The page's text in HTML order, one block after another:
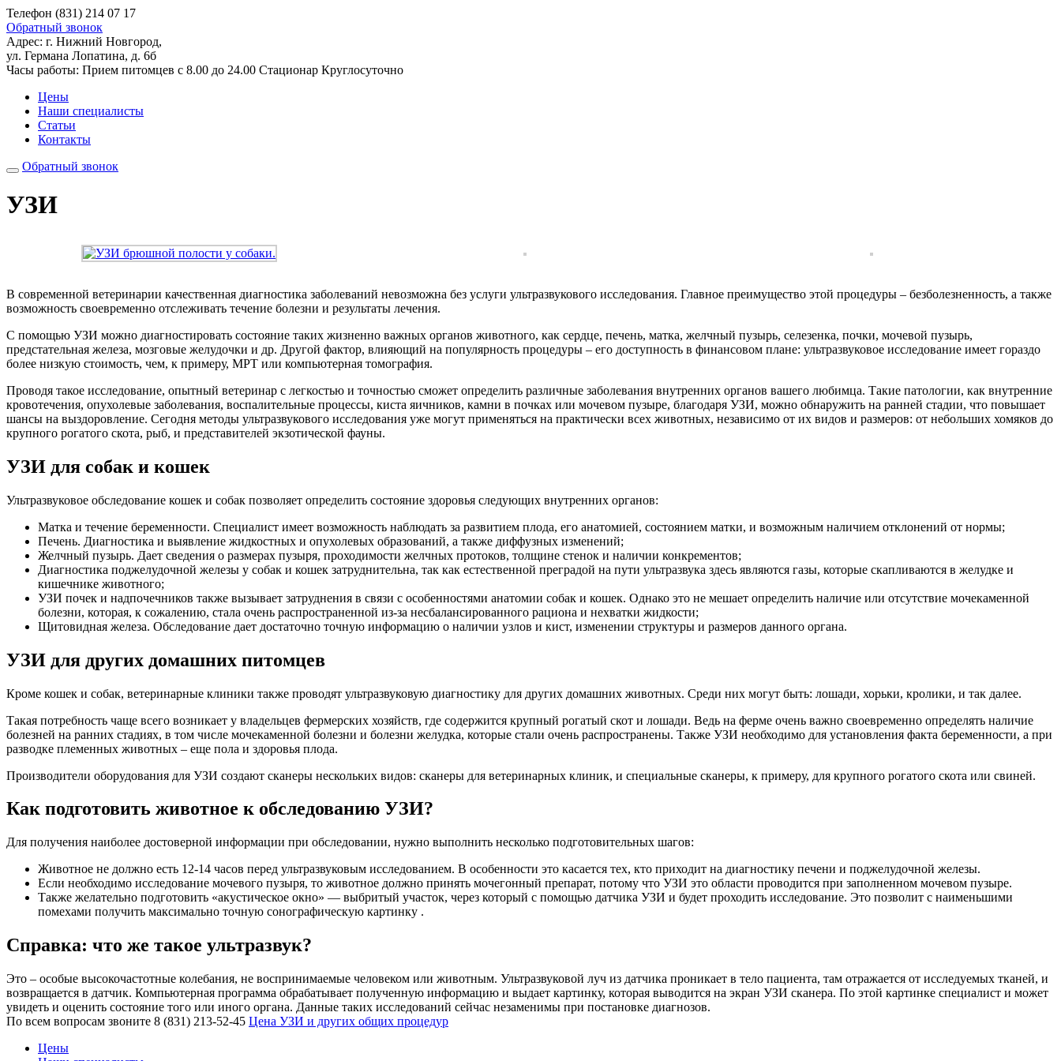
Телефон (831) 214 07 17
Обратный звонок
Адрес: г. Нижний Новгород,
ул. Германа Лопатина, д. 6б
Часы работы: Прием питомцев с 8.00 до 24.00 Стационар Круглосуточно
Цены
Наши специалисты
Статьи
Контакты
Обратный звонок
УЗИ
В современной ветеринарии качественная диагностика заболеваний невозможна без услуги ультразвукового исследования. Главное преимущество этой процедуры – безболезненность, а также
возможность своевременно отслеживать течение болезни и результаты лечения.
С помощью УЗИ можно диагностировать состояние таких жизненно важных органов животного, как сердце, печень, матка, желчный пузырь, селезенка, почки, мочевой пузырь,
предстательная железа, мозговые желудочки и др. Другой фактор, влияющий на популярность процедуры – его доступность в финансовом плане: ультразвуковое исследование имеет гораздо
более низкую стоимость, чем, к примеру, МРТ или компьютерная томография.
Проводя такое исследование, опытный ветеринар с легкостью и точностью сможет определить различные заболевания внутренних органов вашего любимца. Такие патологии, как внутренние
кровотечения, опухолевые заболевания, воспалительные процессы, киста яичников, камни в почках или мочевом пузыре, благодаря УЗИ, можно обнаружить на ранней стадии, что повышает
шансы на выздоровление. Сегодня методы ультразвукового исследования уже могут применяться на практически всех животных, независимо от их видов и размеров: от небольших хомяков до
крупного рогатого скота, рыб, и представителей экзотической фауны.
УЗИ для собак и кошек
Ультразвуковое обследование кошек и собак позволяет определить состояние здоровья следующих внутренних органов:
Матка и течение беременности. Специалист имеет возможность наблюдать за развитием плода, его анатомией, состоянием матки, и возможным наличием отклонений от нормы;
Печень. Диагностика и выявление жидкостных и опухолевых образований, а также диффузных изменений;
Желчный пузырь. Дает сведения о размерах пузыря, проходимости желчных протоков, толщине стенок и наличии конкрементов;
Диагностика поджелудочной железы у собак и кошек затруднительна, так как естественной преградой на пути ультразвука здесь являются газы, которые скапливаются в желудке и
кишечнике животного;
УЗИ почек и надпочечников также вызывает затруднения в связи с особенностями анатомии собак и кошек. Однако это не мешает определить наличие или отсутствие мочекаменной
болезни, которая, к сожалению, стала очень распространенной из-за несбалансированного рациона и нехватки жидкости;
Щитовидная железа. Обследование дает достаточно точную информацию о наличии узлов и кист, изменении структуры и размеров данного органа.
УЗИ для других домашних питомцев
Кроме кошек и собак, ветеринарные клиники также проводят ультразвуковую диагностику для других домашних животных. Среди них могут быть: лошади, хорьки, кролики, и так далее.
Такая потребность чаще всего возникает у владельцев фермерских хозяйств, где содержится крупный рогатый скот и лошади. Ведь на ферме очень важно своевременно определять наличие
болезней на ранних стадиях, в том числе мочекаменной болезни и болезни желудка, которые стали очень распространены. Также УЗИ необходимо для установления факта беременности, а при
разводке племенных животных – еще пола и здоровья плода.
Производители оборудования для УЗИ создают сканеры нескольких видов: сканеры для ветеринарных клиник, и специальные сканеры, к примеру, для крупного рогатого скота или свиней.
Как подготовить животное к обследованию УЗИ?
Для получения наиболее достоверной информации при обследовании, нужно выполнить несколько подготовительных шагов:
Животное не должно есть 12-14 часов перед ультразвуковым исследованием. В особенности это касается тех, кто приходит на диагностику печени и поджелудочной железы.
Если необходимо исследование мочевого пузыря, то животное должно принять мочегонный препарат, потому что УЗИ это области проводится при заполненном мочевом пузыре.
Также желательно подготовить «акустическое окно» — выбритый участок, через который с помощью датчика УЗИ и будет проходить исследование. Это позволит с наименьшими
помехами получить максимально точную сонографическую картинку .
Справка: что же такое ультразвук?
Это – особые высокочастотные колебания, не воспринимаемые человеком или животным. Ультразвуковой луч из датчика проникает в тело пациента, там отражается от исследуемых тканей, и
возвращается в датчик. Компьютерная программа обрабатывает полученную информацию и выдает картинку, которая выводится на экран УЗИ сканера. По этой картинке специалист и может
увидеть и оценить состояние того или иного органа. Данные таких исследований сейчас незаменимы при постановке диагнозов.
По всем вопросам звоните 8 (831) 213-52-45 Цена УЗИ и других общих процедур
Цены